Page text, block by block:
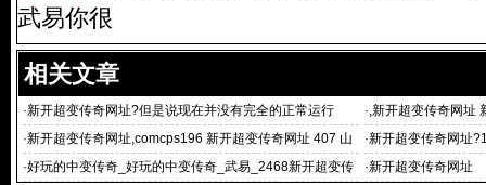
武易你很
相关文章
·新开超变传奇网址?但是说现在并没有完全的正常运行 ·,新开超变传奇网址
3
·新开超变传奇网址,comcps196 新开超变传奇网址 407 山
海经上有记载一种鸟
·新开超变传奇网址
·好玩的中变传奇_好玩的中变传奇_武易_2468新开超变传
·新开超变传奇网址